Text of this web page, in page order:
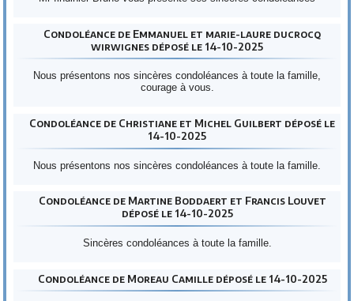
Condoléance de Emmanuel et marie-laure ducrocq
wirwignes déposé le 14-10-2025
Nous présentons nos sincères condoléances à toute la famille,
courage à vous.
Condoléance de Christiane et Michel Guilbert déposé le
14-10-2025
Nous présentons nos sincères condoléances à toute la famille.
Condoléance de Martine Boddaert et Francis Louvet
déposé le 14-10-2025
Sincères condoléances à toute la famille.
Condoléance de Moreau Camille déposé le 14-10-2025